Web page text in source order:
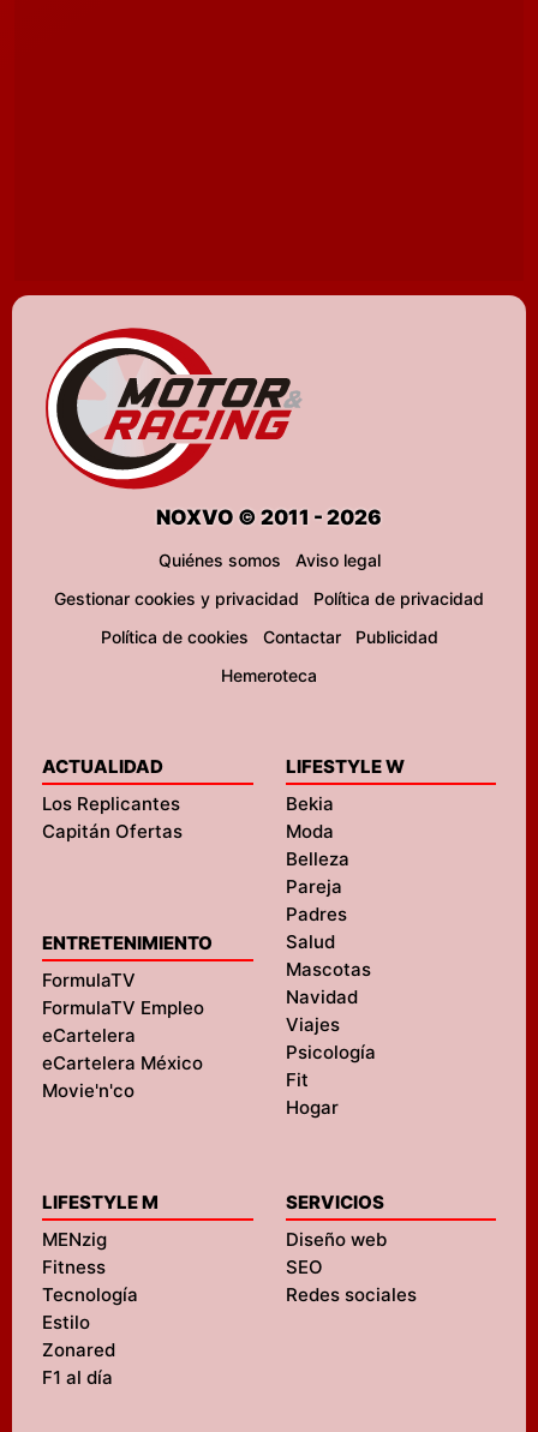
NOXVO © 2011 - 2026
Quiénes somos
Aviso legal
Gestionar cookies y privacidad
Política de privacidad
Política de cookies
Contactar
Publicidad
Hemeroteca
ACTUALIDAD
Los Replicantes
Capitán Ofertas
ENTRETENIMIENTO
FormulaTV
FormulaTV Empleo
eCartelera
eCartelera México
Movie'n'co
LIFESTYLE W
Bekia
Moda
Belleza
Pareja
Padres
Salud
Mascotas
Navidad
Viajes
Psicología
Fit
Hogar
LIFESTYLE M
MENzig
Fitness
Tecnología
Estilo
Zonared
F1 al día
SERVICIOS
Diseño web
SEO
Redes sociales